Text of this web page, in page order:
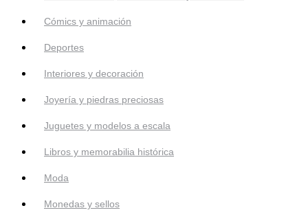
Cómics y animación
Deportes
Interiores y decoración
Joyería y piedras preciosas
Juguetes y modelos a escala
Libros y memorabilia histórica
Moda
Monedas y sellos